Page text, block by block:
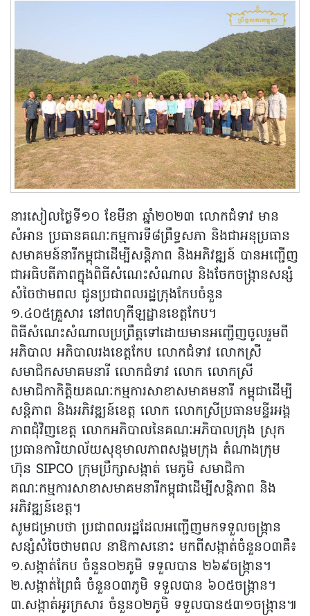
នារសៀលថ្ងៃទី១០ ខែមីនា ឆ្នាំ២០២៣ លោកជំទាវ មាន
សំអាន ប្រធានគណៈកម្មការទី៨ព្រឹទ្ធសភា និងជាអនុប្រធាន
សមាគមន៍នារីកម្ពុជាដើម្បីសន្តិភាព និងអភិវឌ្ឍន៍ បានអញ្ជើញ
ជាអធិបតីភាពក្នុងពិធីសំណេះសំណាល និងចែកចង្រ្កានសន្សំ
សំចៃថាមពល ជូនប្រជាពលរដ្ឋក្រុងកែបចំនួន
១.៤០៥គ្រួសារ នៅពហុកីឡដ្ឋានខេត្តកែប។
ពិធីសំណេះសំណាលប្រព្រឹត្តទៅដោយមានអញ្ជើញចូលរួមពី
អភិបាល អភិបាលរងខេត្តកែប លោកជំទាវ លោកស្រី
សមាជិកសមាគមនារី លោកជំទាវ លោក លោកស្រី
សមាជិកាកិត្តិយគណៈកម្មការសាខាសមាគមនារី កម្ពុជាដើម្បី
សន្តិភាព និងអភិវឌ្ឍន៍ខេត្ត លោក លោកស្រីប្រធានមន្ទីរអង្គ
ភាពជុំវិញខេត្ត លោកអភិបាលនៃគណៈអភិបាលក្រុង ស្រុក
ប្រធានការិយាល័យសុខុមាលភាពសង្គមក្រុង តំណាងក្រុម
ហ៊ុន SIPCO ក្រុមប្រឹក្សាសង្កាត់ មេភូមិ សមាជិកា
គណៈកម្មការសាខាសមាគមនារីកម្ពុជាដើម្បីសន្តិភាព និង
អភិវឌ្ឍន៍ខេត្ត។
សូមជម្រាបថា ប្រជាពលរដ្ឋដែលអញ្ជើញមកទទួលចង្ក្រាន
សន្សំសំចៃថាមពល នាឱកាសនោះ មកពីសង្កាត់ចំនួន០៣គឺ៖
១.សង្កាត់កែប ចំនួន០២ភូមិ ទទួលបាន ២៦៩ចង្ក្រាន។
២.សង្កាត់ព្រៃធំ ចំនួន០៣ភូមិ ទទួលបាន ៦០៥ចង្ក្រាន។
៣.សង្កាត់អូរក្រសារ ចំនួន០២ភូមិ ទទួលបាន៥៣១ចង្ក្រាន៕